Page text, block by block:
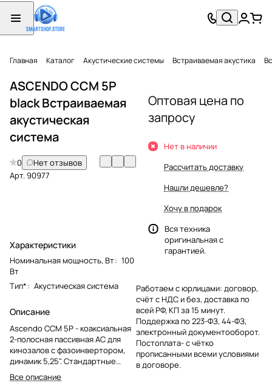
Главная Каталог Акустические системы Встраиваемая акустика
ASCENDO CCM 5P
black Встраиваемая
акустическая
система
0
Нет отзывов
Арт.90977
Характеристики
Номинальная мощность, Вт: 100
Вт
Тип*: Акустическая система
Описание
Ascendo CCM 5P - коаксиальная
2-полосная пассивная АС для
кинозалов c фазоинвертором,
динамик 5,25". Стандартные
акустические клеммы. Уровень
звукового давления 105 дБ
Все описание
Оптовая цена по
запросу
Нет в наличии
Рассчитать доставку
Нашли дешевле?
Хочу в подарок
Вся техника
оригинальная с
гарантией.
Работаем с юрлицами: договор,
счёт с НДС и без, доставка по
всей РФ, КП за 15 минут.
Поддержка по 223-ФЗ, 44-ФЗ,
электронный документооборот.
Постоплата- с чётко
прописанными всеми условиями
в договоре.